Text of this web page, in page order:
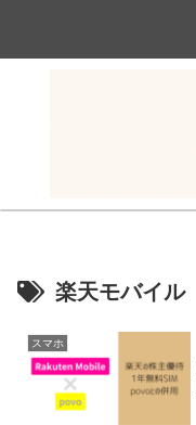
楽天モバイル
スマホ